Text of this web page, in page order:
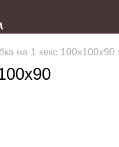
на 1 кекс 100х100х90